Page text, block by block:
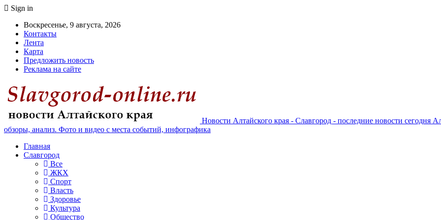
Sign in
Воскресенье, 9 августа, 2026
Контакты
Лента
Карта
Предложить новость
Реклама на сайте
Новости Алтайского края - Славгород - последние новости сегодня
обзоры, анализ. Фото и видео с места событий, инфографика
Главная
Славгород
Все
ЖКХ
Спорт
Власть
Здоровье
Культура
Общество